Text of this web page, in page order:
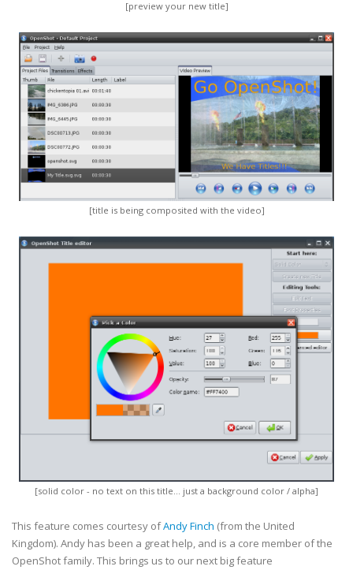
[preview your new title]
[title is being composited with the video]
[solid color - no text on this title... just a background color / alpha]
This feature comes courtesy ofAndy Finch (from the United
Kingdom). Andy has been a great help, and is a core member of the
OpenShot family. This brings us to our next big feature